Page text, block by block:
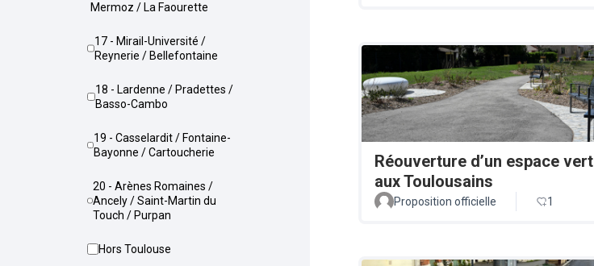
Mermoz / La Faourette
17 - Mirail-Université /
Reynerie / Bellefontaine
18 - Lardenne / Pradettes /
Basso-Cambo
19 - Casselardit / Fontaine-
Bayonne / Cartoucherie
20 - Arènes Romaines /
Ancely / Saint-Martin du
Touch / Purpan
Hors Toulouse
Réouverture d’un espace vert
aux Toulousains
Proposition officielle 1